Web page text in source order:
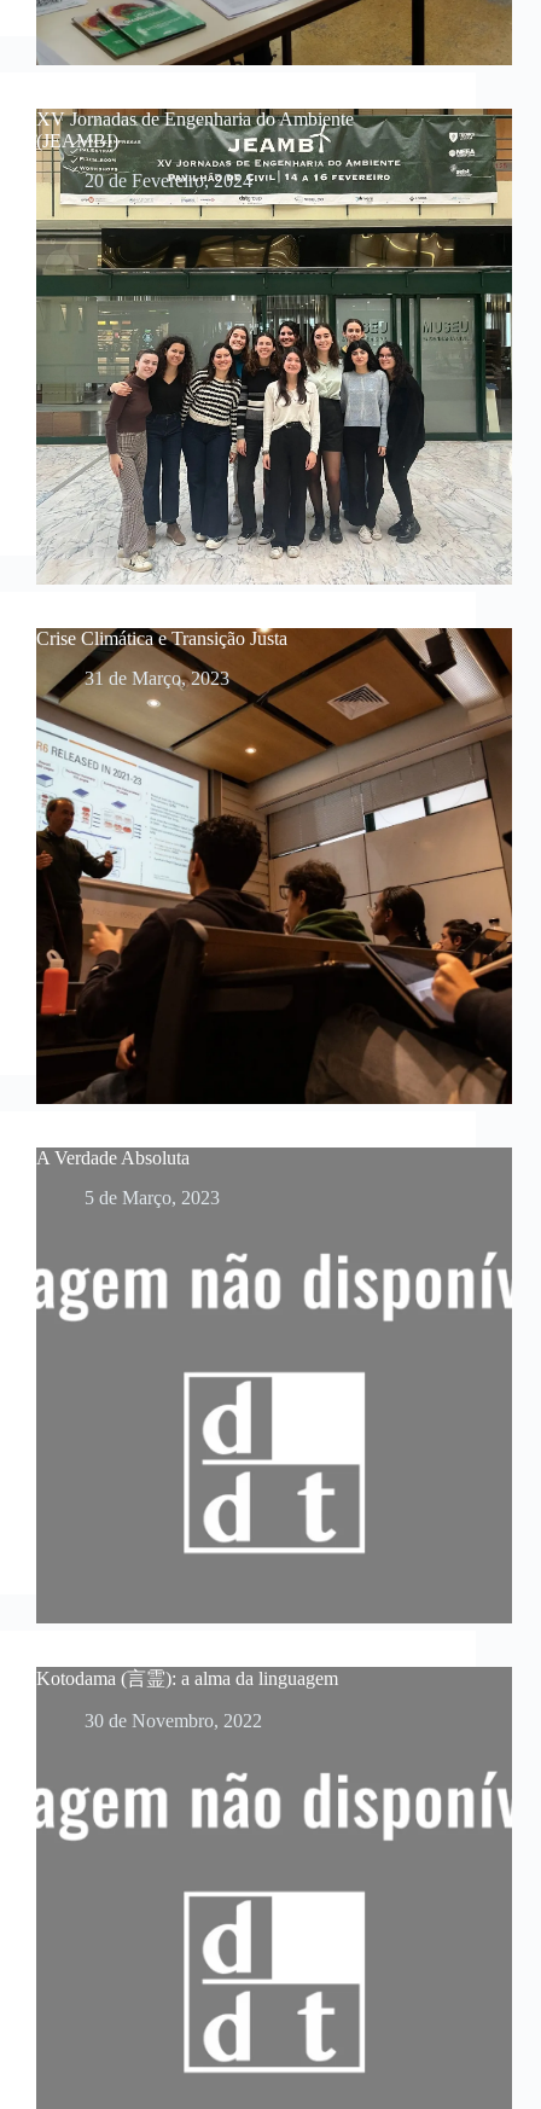
XV Jornadas de Engenharia do Ambiente
(JEAMBI)
20 de Fevereiro, 2024
Crise Climática e Transição Justa
31 de Março, 2023
A Verdade Absoluta
5 de Março, 2023
Kotodama (言霊): a alma da linguagem
30 de Novembro, 2022